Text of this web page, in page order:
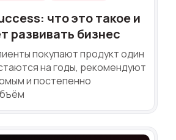
что это такое и
развивать бизнес
покупают продукт один
на годы, рекомендуют
и постепенно